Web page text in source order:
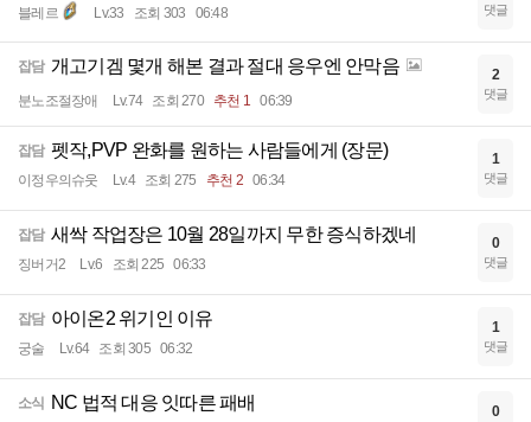
블레르 Lv.33 조회 303 06:48 댓글
잡담 개고기겜 몇개 해본 결과 절대 응우엔 안막음
분노조절장애 Lv.74 조회 270 추천 1 06:39
2
댓글
잡담 펫작,PVP 완화를 원하는 사람들에게 (장문)
이정우의슈웃 Lv.4 조회 275 추천 2 06:34
1
댓글
잡담 새싹 작업장은 10월 28일까지 무한 증식하겠네
징버거2 Lv.6 조회 225 06:33
0
댓글
잡담 아이온2 위기인 이유
궁술 Lv.64 조회 305 06:32
1
댓글
소식 NC 법적 대응 잇따른 패배 0